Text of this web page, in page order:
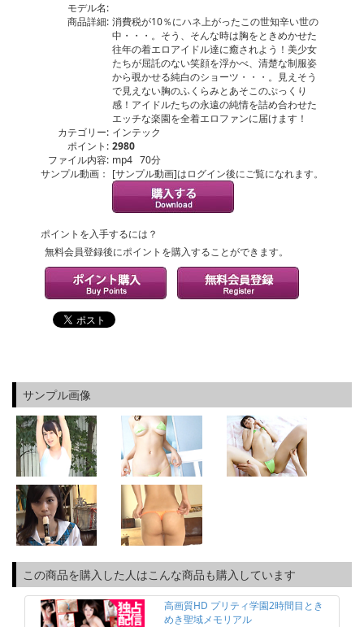
モデル名:
商品詳細: 消費税が10％にハネ上がったこの世知辛い世の
中・・・。そう、そんな時は胸をときめかせた
往年の着エロアイドル達に癒されよう！美少女
たちが屈託のない笑顔を浮かべ、清楚な制服姿
から覗かせる純白のショーツ・・・。見えそう
で見えない胸のふくらみとあそこのぷっくり
感！アイドルたちの永遠の純情を詰め合わせた
エッチな楽園を全着エロファンに届けます！
カテゴリー: インテック
ポイント: 2980
ファイル内容: mp4 70分
サンプル動画： [サンプル動画]はログイン後にご覧になれます。
ポイントを入手するには？
無料会員登録後にポイントを購入することができます。
サンプル画像
この商品を購入した人はこんな商品も購入しています
高画質HD プリティ学園2時間目とき
めき聖域メモリアル